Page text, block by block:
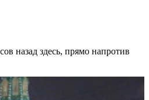
назад здесь, прямо напротив